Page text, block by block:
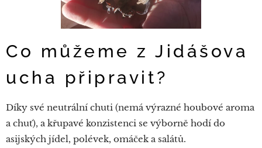
Co můžeme z Jidášova
ucha připravit?
Díky své neutrální chuti (nemá výrazné houbové aroma
a chuť), a křupavé konzistenci se výborně hodí do
asijských jídel, polévek, omáček a salátů.